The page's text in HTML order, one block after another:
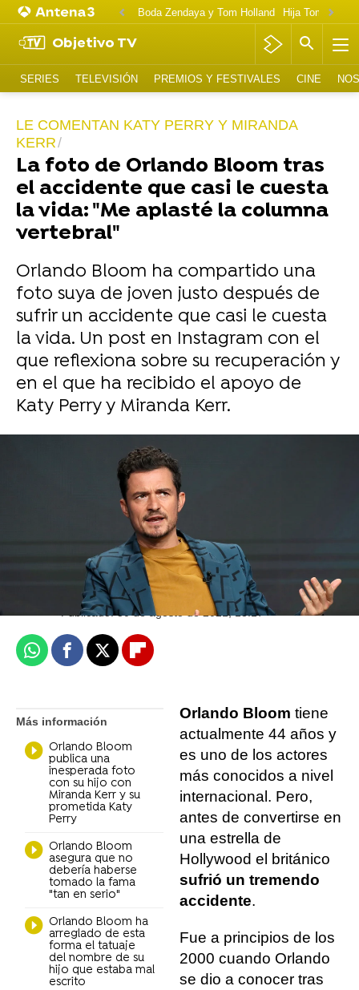
Boda Zendaya y Tom Holland Hija Tom
Objetivo TV
SERIES TELEVISIÓN PREMIOS Y FESTIVALES CINE
LE COMENTAN KATY PERRY Y MIRANDA
KERR
La foto de Orlando Bloom tras
el accidente que casi le cuesta
la vida: "Me aplasté la columna
vertebral"
Orlando Bloom ha compartido una
foto suya de joven justo después de
sufrir un accidente que casi le cuesta
la vida. Un post en Instagram con el
que reflexiona sobre su recuperación y
en el que ha recibido el apoyo de
Katy Perry y Miranda Kerr.
J. Carlos López Ruedas
Madrid
Actualizado:30 de agosto de 2021, 13:19
Publicado:30 de agosto de 2021, 13:17
WhatsappFacebook
X Flipboard
Más información
Orlando Bloom
publica una
inesperada foto
con su hijo con
Miranda Kerr y su
prometida Katy
Perry
Orlando Bloom
asegura que no
debería haberse
tomado la fama
"tan en serio"
Orlando Bloom ha
arreglado de esta
forma el tatuaje
del nombre de su
hijo que estaba mal
escrito
Orlando Bloom tiene
actualmente 44 años y
es uno de los actores
más conocidos a nivel
internacional. Pero,
antes de convertirse en
una estrella de
Hollywood el británico
sufrió un tremendo
accidente.
Fue a principios de los
2000 cuando Orlando
se dio a conocer tras